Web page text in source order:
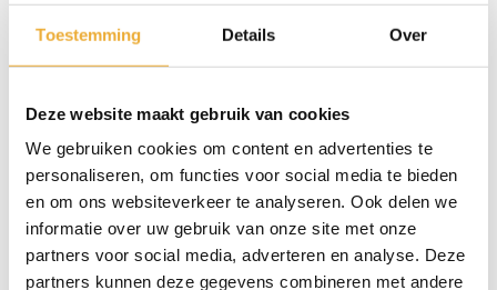
Toestemming Details Over
Deze website maakt gebruik van cookies
We gebruiken cookies om content en advertenties te
personaliseren, om functies voor social media te bieden
en om ons websiteverkeer te analyseren. Ook delen we
informatie over uw gebruik van onze site met onze
partners voor social media, adverteren en analyse. Deze
partners kunnen deze gegevens combineren met andere
Veilig én schoon